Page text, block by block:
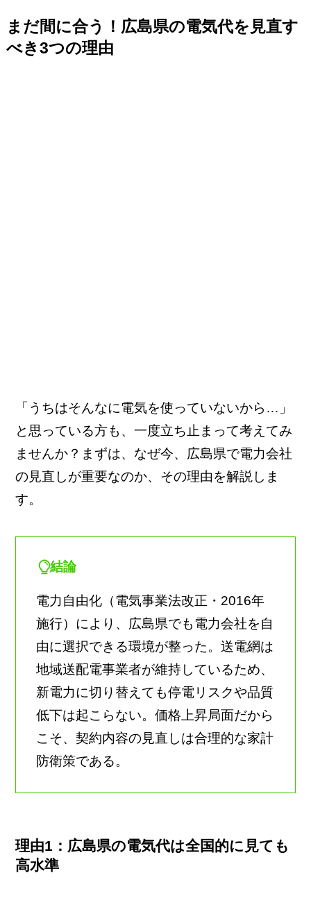
まだ間に合う！広島県の電気代を見直す
べき3つの理由
「うちはそんなに電気を使っていないから…」
と思っている方も、一度立ち止まって考えてみ
ませんか？まずは、なぜ今、広島県で電力会社
の見直しが重要なのか、その理由を解説しま
す。
結論
電力自由化（電気事業法改正・2016年
施行）により、広島県でも電力会社を自
由に選択できる環境が整った。送電網は
地域送配電事業者が維持しているため、
新電力に切り替えても停電リスクや品質
低下は起こらない。価格上昇局面だから
こそ、契約内容の見直しは合理的な家計
防衛策である。
理由1：広島県の電気代は全国的に見ても
高水準